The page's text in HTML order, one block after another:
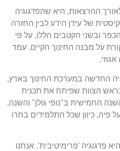
ההרצאות, היא שהפדגוגיה
של עידן הידע לבין החזרה
ובשני הקטבים הללו, על פי
על מבנה החינוך הקיים. עמד
החדשה במערכת החינוך בארץ,
הצוות שפיתח את תכנית
החמישית ב"נופי גולן" והשנה,
כיוון שכל התלמידים בחרו
פדגוגיה 'פרימיטיבית'. אנחנו